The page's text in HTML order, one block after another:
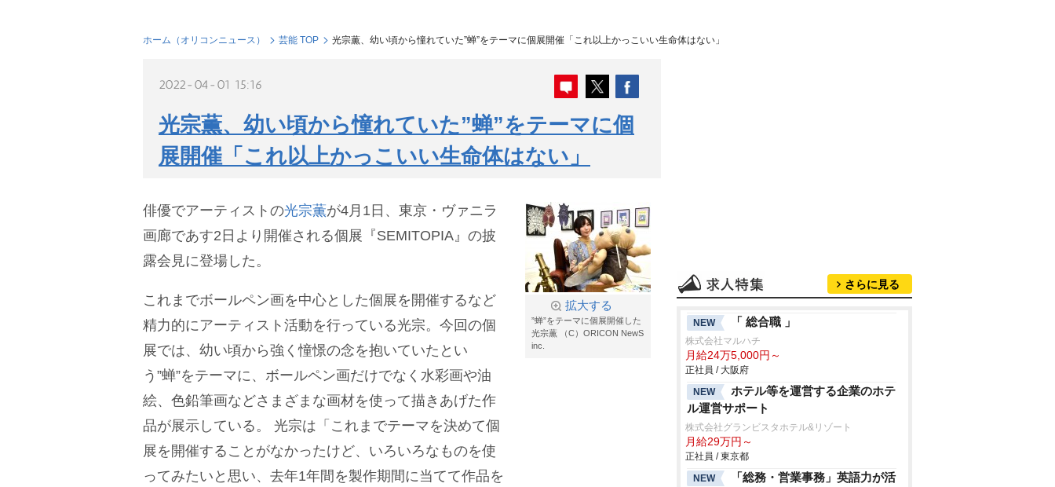
ホーム（オリコンニュース） 芸能 TOP 光宗薫、幼い頃から憧れていた”蝉”をテーマに個展開催「これ以上かっこいい生命体はない」
2022-04-01 15:16
光宗薫、幼い頃から憧れていた”蝉”をテーマに個
展開催「これ以上かっこいい生命体はない」
拡大する
”蝉”をテーマに個展開催した
光宗薫 （C）ORICON NewS
inc.
俳優でアーティストの光宗薫が4月1日、東京・ヴァニラ
画廊であす2日より開催される個展『SEMITOPIA』の披
露会見に登場した。
これまでボールペン画を中心とした個展を開催するなど
精力的にアーティスト活動を行っている光宗。今回の個
展では、幼い頃から強く憧憬の念を抱いていたとい
う”蝉”をテーマに、ボールペン画だけでなく水彩画や油
絵、色鉛筆画などさまざまな画材を使って描きあげた作
品が展示している。
光宗は「これまでテーマを決めて個
展を開催することがなかったけど、いろいろなものを使
ってみたいと思い、去年1年間を製作期間に当てて作品を
さらに見る
NEW 「 総合職 」
株式会社マルハチ
月給24万5,000円～
正社員 / 大阪府
NEW
ホテル等を運営する企業のホテ
ル運営サポート
株式会社グランビスタホテル&リゾート
月給29万円～
正社員 / 東京都
NEW
「総務・営業事務」英語力が活